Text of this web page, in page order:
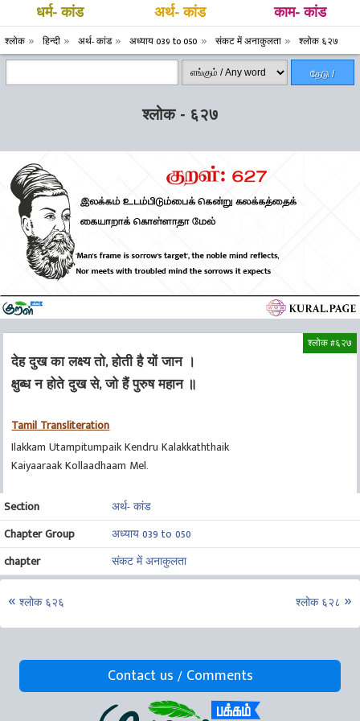
धर्म- कांड अर्थ- कांड काम- कांड
श्लोक हिन्दी अर्थ- कांड अध्याय 039 to 050 संकट में अनाकुलता श्लोक ६२७
தேடு /
श्लोक - ६२७
श्लोक #६२७
देह दुख का लक्ष्य तो, होती है यों जान ।
क्षुब्ध न होते दुख से, जो हैं पुरुष महान ॥
Tamil Transliteration
Ilakkam Utampitumpaik Kendru Kalakkaththaik
Kaiyaaraak Kollaadhaam Mel.
Section
अर्थ- कांड
Chapter Group
अध्याय 039 to 050
chapter
संकट में अनाकुलता
श्लोक ६२६ श्लोक ६२८
Contact us / Comments